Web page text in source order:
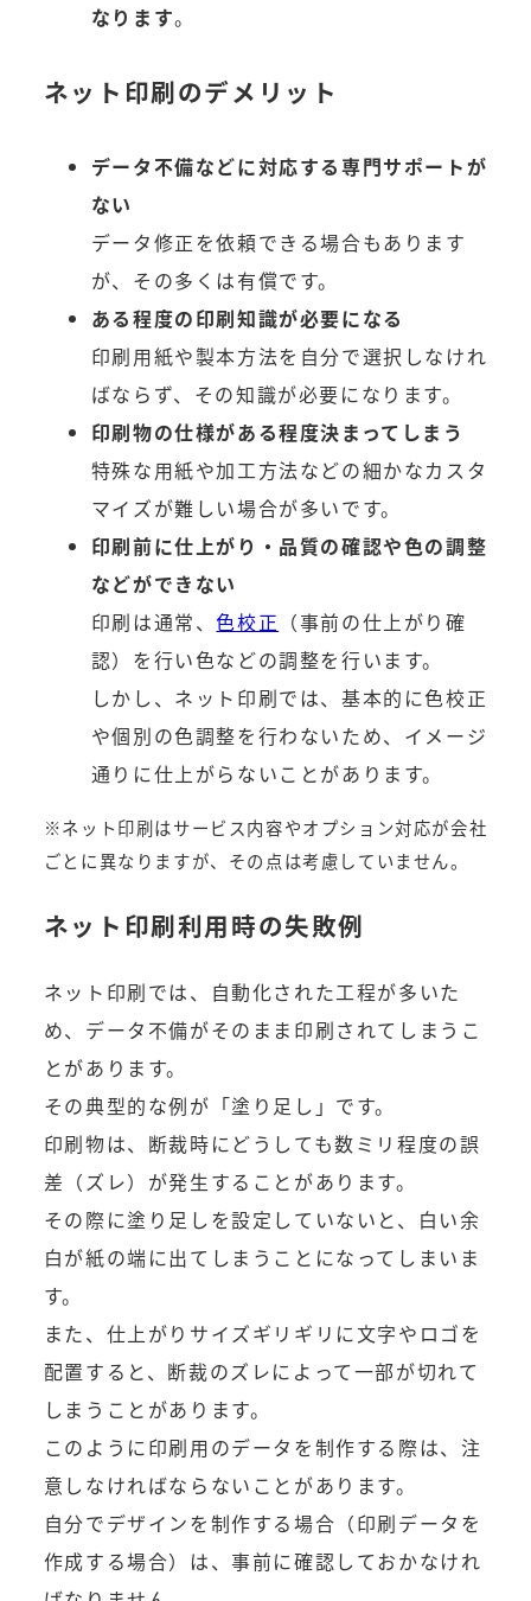
なります。
ネット印刷のデメリット
データ不備などに対応する専門サポートが
ない
データ修正を依頼できる場合もあります
が、その多くは有償です。
ある程度の印刷知識が必要になる
印刷用紙や製本方法を自分で選択しなけれ
ばならず、その知識が必要になります。
印刷物の仕様がある程度決まってしまう
特殊な用紙や加工方法などの細かなカスタ
マイズが難しい場合が多いです。
印刷前に仕上がり・品質の確認や色の調整
などができない
印刷は通常、色校正 （事前の仕上がり確
認）を行い色などの調整を行います。
しかし、ネット印刷では、基本的に色校正
や個別の色調整を行わないため、イメージ
通りに仕上がらないことがあります。
※ネット印刷はサービス内容やオプション対応が会社
ごとに異なりますが、その点は考慮していません。
ネット印刷利用時の失敗例
ネット印刷では、自動化された工程が多いた
め、データ不備がそのまま印刷されてしまうこ
とがあります。
その典型的な例が「塗り足し」です。
印刷物は、断裁時にどうしても数ミリ程度の誤
差（ズレ）が発生することがあります。
その際に塗り足しを設定していないと、白い余
白が紙の端に出てしまうことになってしまいま
す。
また、仕上がりサイズギリギリに文字やロゴを
配置すると、断裁のズレによって一部が切れて
しまうことがあります。
このように印刷用のデータを制作する際は、注
意しなければならないことがあります。
自分でデザインを制作する場合（印刷データを
作成する場合）は、事前に確認しておかなけれ